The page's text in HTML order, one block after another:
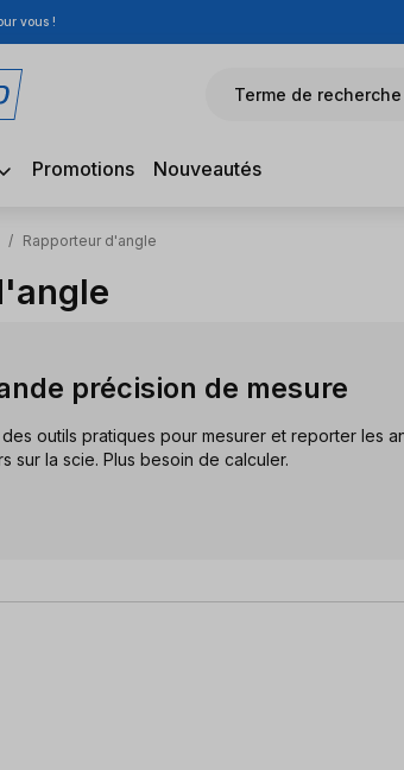
vous !
Terme de recherche
Promotions Nouveautés
/ Rapporteur d'angle
précision de mesure
outils pratiques pour mesurer et reporter les
sur la scie. Plus besoin de calculer.